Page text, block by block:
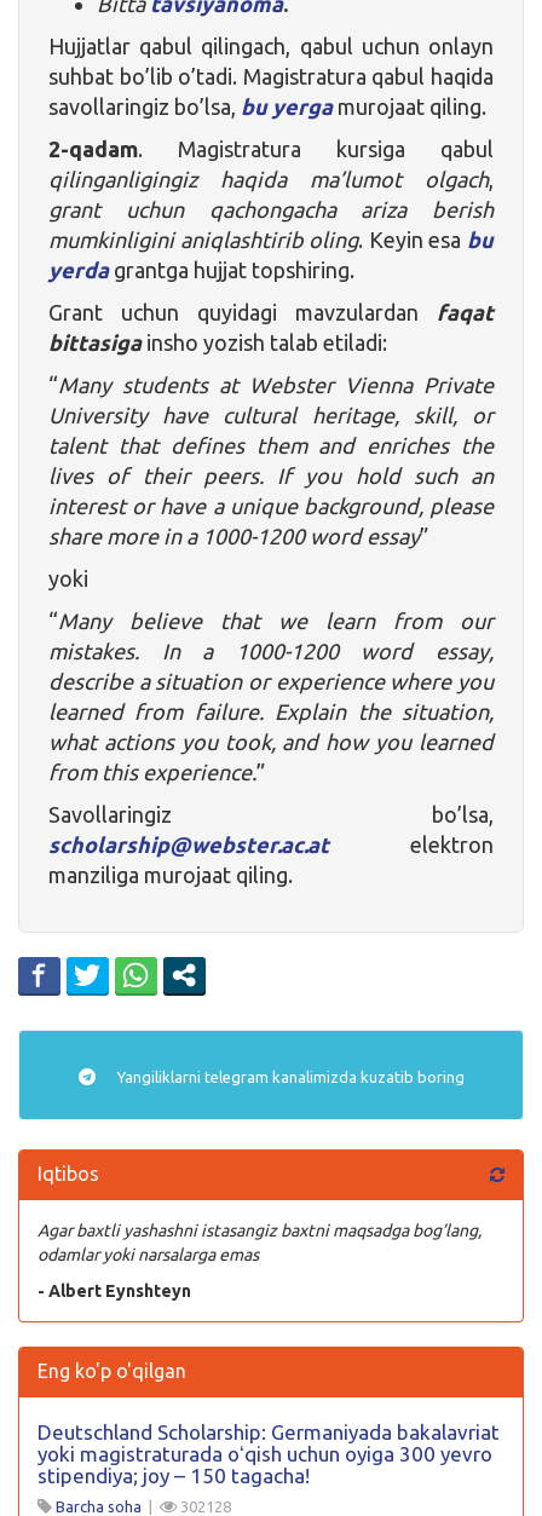
Hujjatlar qabul qilingach, qabul uchun onlayn
suhbat bo’lib o’tadi. Magistratura qabul haqida
savollaringiz bo’lsa, bu yergamurojaat qiling.
2-qadam. Magistratura kursiga qabul
qilinganligingiz haqida ma’lumot olgach,
grant uchun qachongacha ariza berish
mumkinligini aniqlashtirib oling. Keyin esa bu
yerdagrantga hujjat topshiring.
Grant uchun quyidagi mavzulardan faqat
bittasigainsho yozish talab etiladi:
“Many students at Webster Vienna Private
University have cultural heritage, skill, or
talent that defines them and enriches the
lives of their peers. If you hold such an
interest or have a unique background, please
share more in a 1000-1200 word essay”
yoki
“Many believe that we learn from our
mistakes. In a 1000-1200 word essay,
describe a situation or experience where you
learned from failure. Explain the situation,
what actions you took, and how you learned
from this experience.”
Savollaringiz bo’lsa,
scholarship@webster.ac.atelektron
manziliga murojaat qiling.
Yangiliklarni telegram kanalimizda kuzatib boring
Iqtibos
Agar baxtli yashashni istasangiz baxtni maqsadga bog’lang,
odamlar yoki narsalarga emas
- Albert Eynshteyn
Eng ko'p o'qilgan
Deutschland Scholarship: Germaniyada bakalavriat
yoki magistraturada oʻqish uchun oyiga 300 yevro
stipendiya; joy – 150 tagacha!
Barcha soha | 302128